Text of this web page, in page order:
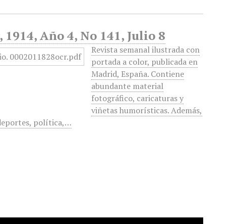
Año 4, No 141, Julio 8
Revista semanal ilustrada con
portada a color, publicada en
Madrid, España. Contiene
abundante material
fotográfico, caricaturas y
viñetas humorísticas. Además,
política,…